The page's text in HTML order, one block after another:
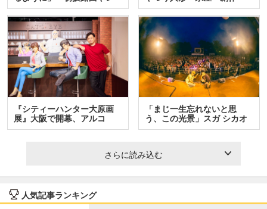
ア…
人…
『シティーハンター大原画
展』大阪で開幕、アルコ
＆…
「まじ一生忘れないと思
う、この光景」スガ シカオ
と…
さらに読み込む
人気記事ランキング